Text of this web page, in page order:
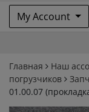
My Account
Главная Наш
погрузчиков
01.00.07